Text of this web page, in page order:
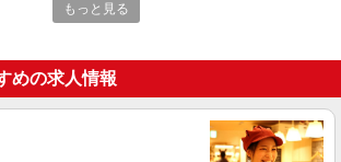
護職員
月給20万8,500円〜26万8,000円 ※学歴・資格
よる
もっと見る
めの求人情報